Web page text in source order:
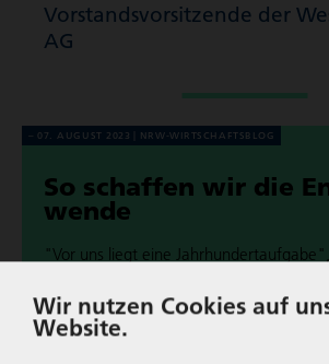
Vorstands­vor­sit­zende der
AG
07. AUGUST 2023 NRW-WIRT­SCHAFTS­BLOG
So schaffen wir die
wende
"Vor uns liegt eine
im NRW-Wirt­schafts­blog über die
Wir nutzen Cookies auf
Website.